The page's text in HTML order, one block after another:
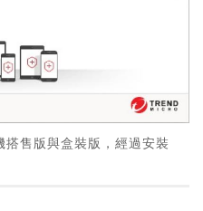
售版與盒裝版，經過安裝